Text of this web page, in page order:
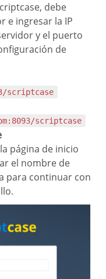
debe
e ingresar la IP
y el puerto
de
scriptcase
scriptcase
el nombre de
para continuar con